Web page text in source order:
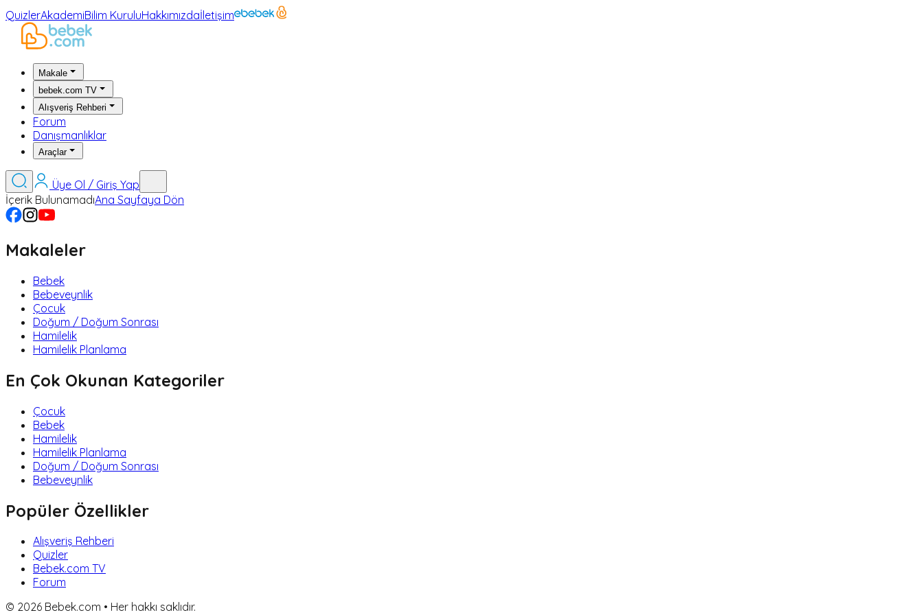
QuizlerAkademiBilim KuruluHakkımızdaİletişim
Makale
bebek.com TV
Alışveriş Rehberi
Forum
Danışmanlıklar
Araçlar
Üye Ol / Giriş Yap
İçerik BulunamadıAna Sayfaya Dön
Makaleler
Bebek
Bebeveynlik
Çocuk
Doğum / Doğum Sonrası
Hamilelik
Hamilelik Planlama
En Çok Okunan Kategoriler
Çocuk
Bebek
Hamilelik
Hamilelik Planlama
Doğum / Doğum Sonrası
Bebeveynlik
Popüler Özellikler
Alışveriş Rehberi
Quizler
Bebek.com TV
Forum
© 2026 Bebek.com • Her hakkı saklıdır.